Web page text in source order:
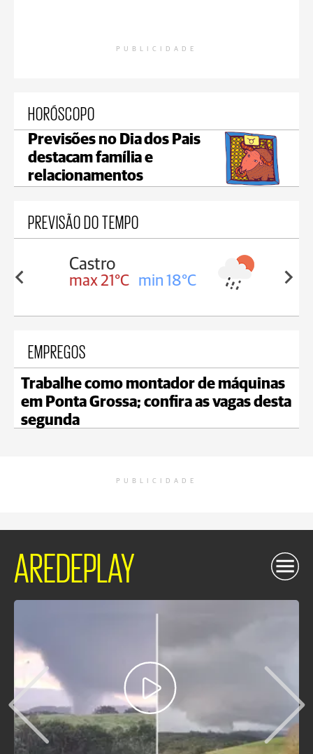
PUBLICIDADE
HORÓSCOPO
Previsões no Dia dos Pais
destacam família e
relacionamentos
PREVISÃO DO TEMPO
18°C max 20°C min 18°C
EMPREGOS
Trabalhe como montador de máquinas
em Ponta Grossa; confira as vagas desta
segunda
PUBLICIDADE
AREDEPLAY